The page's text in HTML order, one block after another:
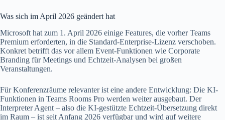
Was sich im April 2026 geändert hat
Microsoft hat zum 1. April 2026 einige Features, die vorher Teams
Premium erforderten, in die Standard-Enterprise-Lizenz verschoben.
Konkret betrifft das vor allem Event-Funktionen wie Corporate
Branding für Meetings und Echtzeit-Analysen bei großen
Veranstaltungen.
Für Konferenzräume relevanter ist eine andere Entwicklung: Die KI-
Funktionen in Teams Rooms Pro werden weiter ausgebaut. Der
Interpreter Agent – also die KI-gestützte Echtzeit-Übersetzung direkt
im Raum – ist seit Anfang 2026 verfügbar und wird auf weitere